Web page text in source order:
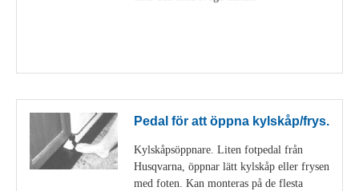
Pedal för att öppna kylskåp/frys.
Kylskåpsöppnare. Liten fotpedal från
Husqvarna, öppnar lätt kylskåp eller frysen
med foten. Kan monteras på de flesta